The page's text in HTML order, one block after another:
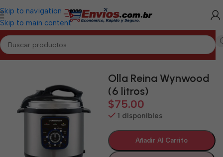
Skip to navigation
Skip to main content
Inicio/HOLGUÍN/Electrodomésticos Holguín
Olla Reina Wynwood
(6 litros)
$75.00
1 disponibles
Añadir Al Carrito